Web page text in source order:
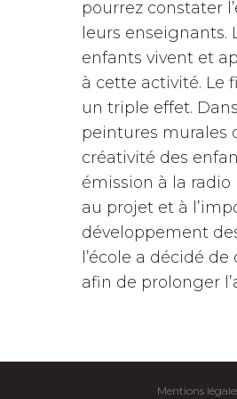
pourrez constater
leurs enseignants.
enfants vivent et
à cette activité. Le
un triple effet.
peintures murales
créativité des
émission à la
au projet et à
développement
l’école a décidé
afin de prolonger
Mentions